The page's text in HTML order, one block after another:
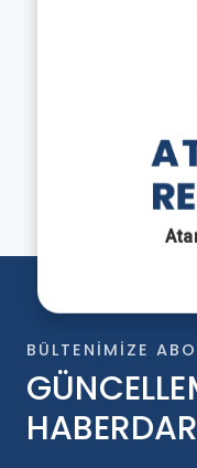
BÜLTENIMIZE